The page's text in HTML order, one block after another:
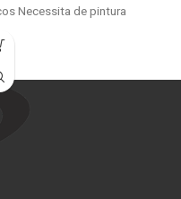
Necessita de pintura